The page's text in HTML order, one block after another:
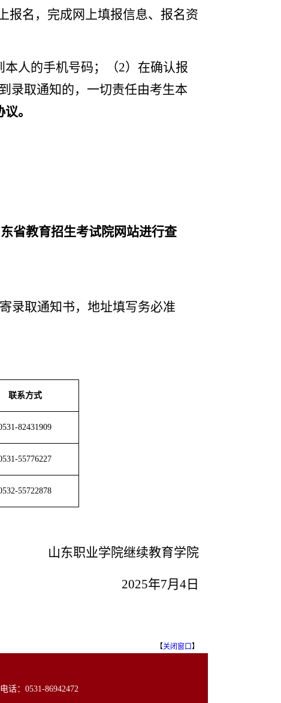
报名，完成网上填报信息、报名资
人的手机号码；（2）在确认报
录取通知的，一切责任由考生本
。
省教育招生考试院网站进行查
录取通知书，地址填写务必准
联系方式
82431909
55776227
55722878
山东职业学院继续教育学院
2025年7月 4 日
【关闭窗口】
话：0531-86942472